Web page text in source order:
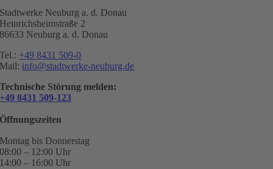
Stadtwerke Neuburg a. d. Donau
Heinrichsheimstraße 2
86633 Neuburg a. d. Donau
Tel.: +49 8431 509-0
Mail: info@stadtwerke-neuburg.de
Technische Störung melden:
+49 8431 509-123
Öffnungszeiten
Montag bis Donnerstag
08:00 – 12:00 Uhr
14:00 – 16:00 Uhr